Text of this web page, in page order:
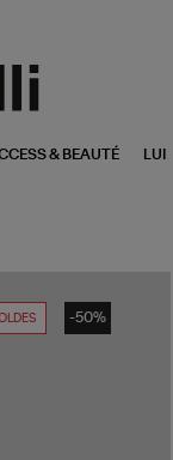
& BEAUTÉ LUI
-50%